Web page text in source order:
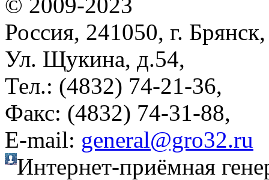
Россия, 241050, г. Брянск,
Ул. Щукина, д.54,
Тел.: (4832) 74-21-36,
Факс: (4832) 74-31-88,
Е-mail: general@gro32.ru
Интернет-приёмная